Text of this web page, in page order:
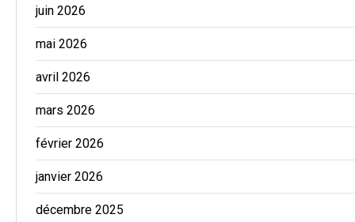
juin 2026
mai 2026
avril 2026
mars 2026
février 2026
janvier 2026
décembre 2025